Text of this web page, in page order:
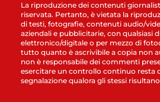
La riproduzione dei contenuti
riservata. Pertanto, è vietata la
di testi, fotografie, contenuti audio/
aziendali e pubblicitarie, con qualsiasi
elettronico/digitale o per mezzo di
tutto quanto è ascrivibile a copia non
non è responsabile dei commenti
esercitare un controllo continuo resta
segnalazione qualora gli stessi